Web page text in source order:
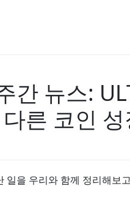
간 뉴스:
른 코인
일을 우리와 함께 정리해보